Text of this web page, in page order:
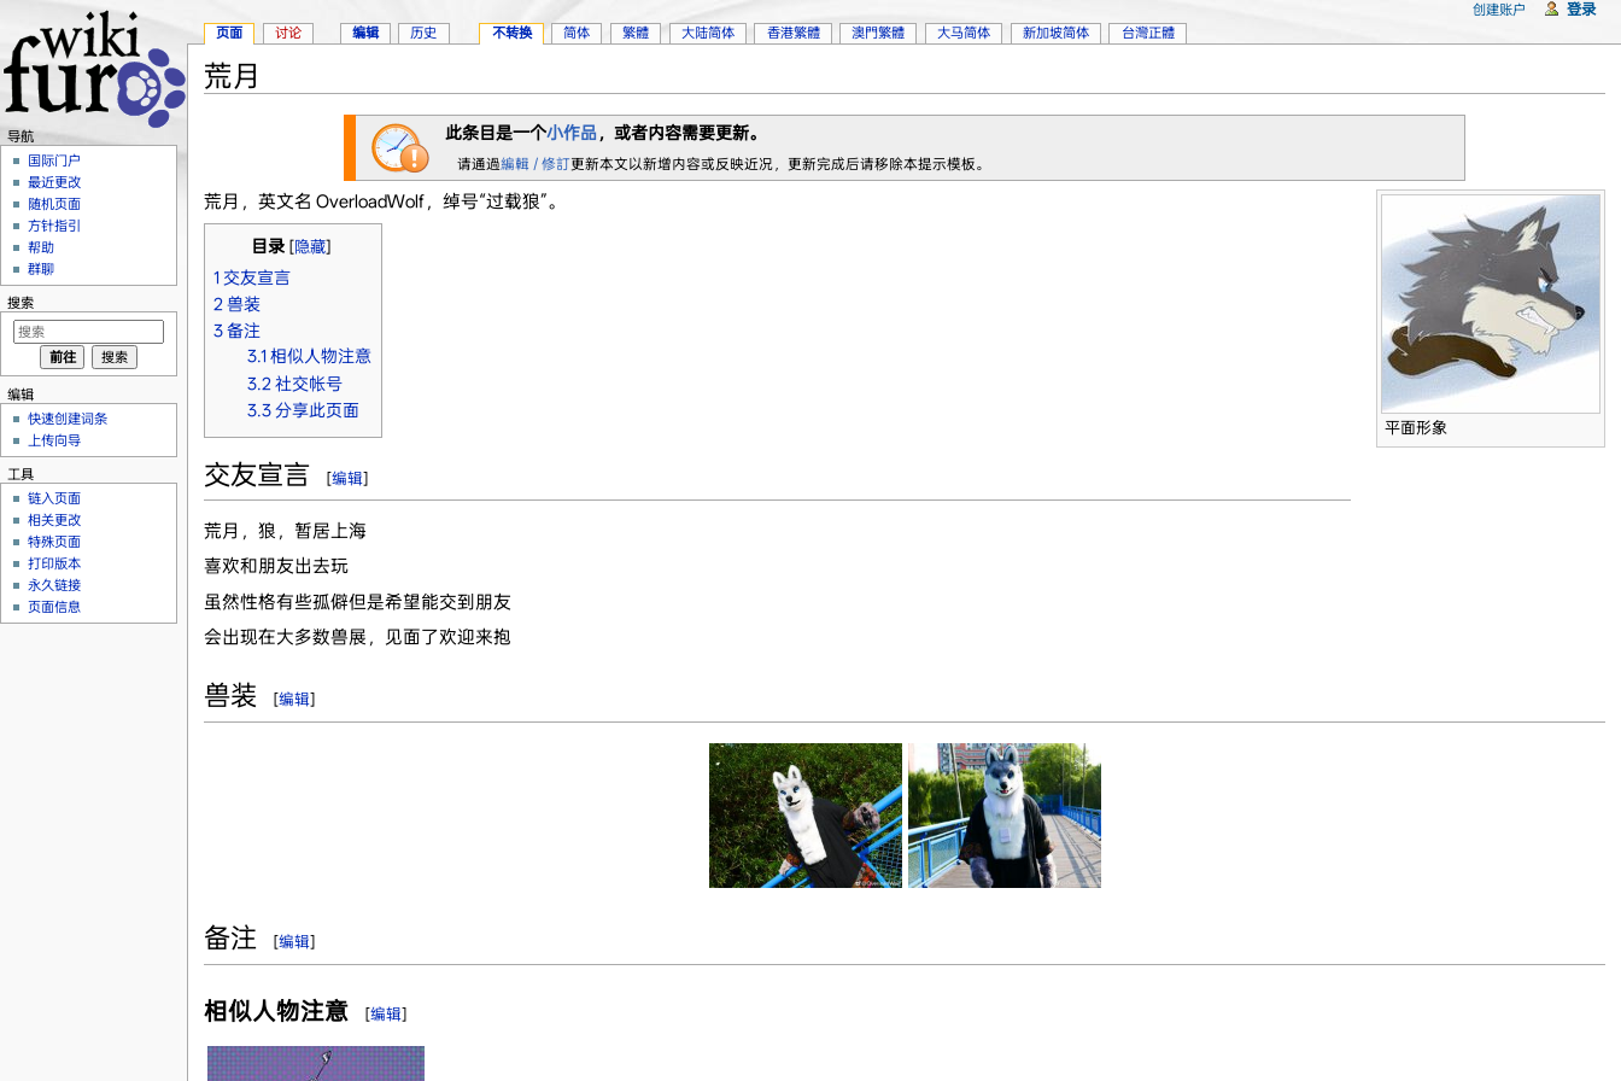
荒月
此条目是一个小作品，或者内容需要更新。
请通過編輯 / 修訂更新本文以新增内容或反映近况，更新完成后请移除本提示模板。
平面形象
荒月，英文名 OverloadWolf，绰号“过载狼”。
目录[隐藏]
1 交友宣言
2 兽装
3 备注
3.1 相似人物注意
3.2社交帐号
3.3分享此页面
交友宣言 [编辑]
荒月，狼，暂居上海
喜欢和朋友出去玩
虽然性格有些孤僻但是希望能交到朋友
会出现在大多数兽展，见面了欢迎来抱
兽装 [编辑]
备注 [编辑]
相似人物注意 [编辑]
页面 讨论 编辑 历史 不转换 简体 繁體 大陆简体 香港繁體 澳門繁體 大马简体 新加坡简体 台灣正體
创建账户 登录
导航
国际门户
最近更改
随机页面
方针指引
帮助
群聊
搜索
编辑
快速创建词条
上传向导
工具
链入页面
相关更改
特殊页面
打印版本
永久链接
页面信息